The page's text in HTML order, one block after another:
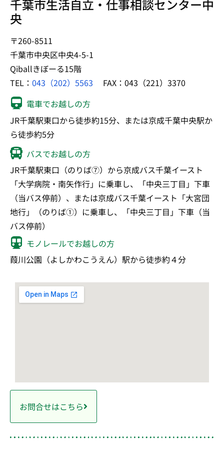
千葉市生活自立・仕事相談センター中
央
〒260-8511
千葉市中央区中央4-5-1
Qiballきぼーる15階
TEL： 043（202）5563 FAX：043（221）3370
電車でお越しの方
JR千葉駅東口から徒歩約15分、または京成千葉中央駅か
ら徒歩約5分
バスでお越しの方
JR千葉駅東口（のりば⑦）から京成バス千葉イースト
「大学病院・南矢作行」に乗車し、「中央三丁目」下車
（当バス停前）、または京成バス千葉イースト「大宮団
地行」（のりば①）に乗車し、「中央三丁目」下車（当
バス停前）
モノレールでお越しの方
葭川公園（よしかわこうえん）駅から徒歩約４分
お問合せはこちら